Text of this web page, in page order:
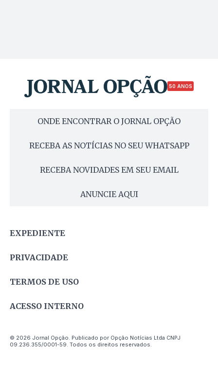
50 ANOS
ONDE ENCONTRAR O JORNAL OPÇÃO
RECEBA AS NOTÍCIAS NO SEU WHATSAPP
RECEBA NOVIDADES EM SEU EMAIL
ANUNCIE AQUI
EXPEDIENTE
PRIVACIDADE
TERMOS DE USO
ACESSO INTERNO
© 2026 Jornal Opção. Publicado por Opção Notícias Ltda CNPJ
09.236.355/0001-59. Todos os direitos reservados.